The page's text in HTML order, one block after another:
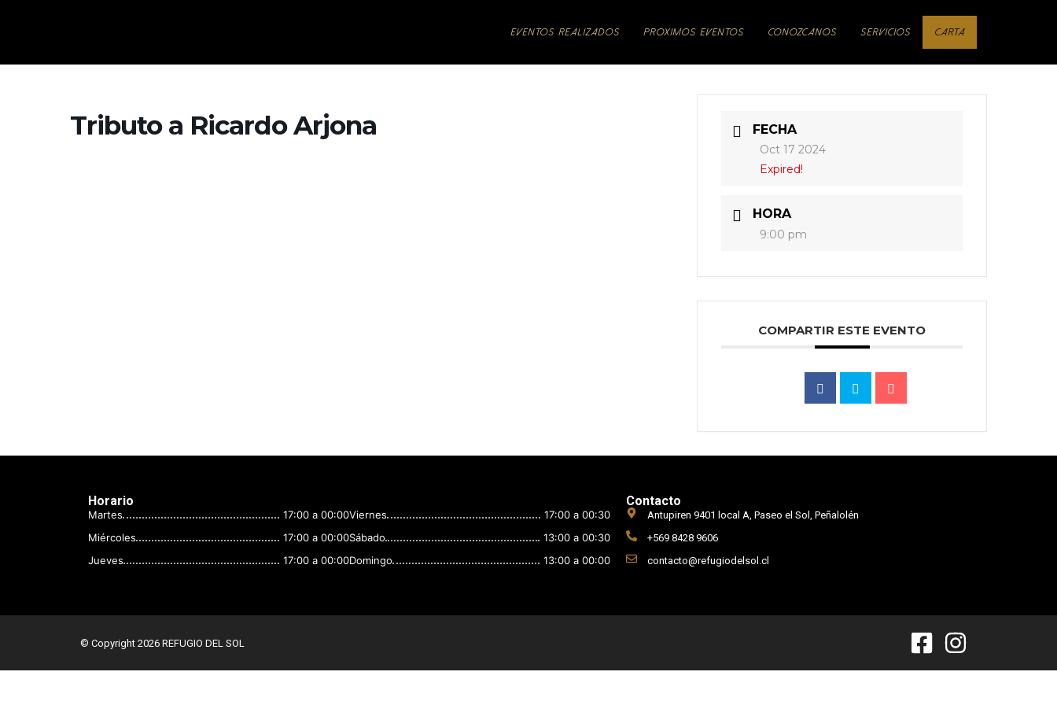
EVENTOS REALIZADOS PRÓXIMOS EVENTOS CONÓZCANOS SERVICIOS CARTA
Tributo a Ricardo Arjona FECHA
Oct 17 2024
Expired!
HORA
9:00 pm
COMPARTIR ESTE EVENTO
Horario
Martes
17:00 a 00:00
Miércoles
17:00 a 00:00
Jueves
17:00 a 00:00
Viernes
17:00 a 00:30
Sábado
13:00 a 00:30
Domingo
13:00 a 00:00
Contacto
Antupiren 9401 local A, Paseo el Sol, Peñalolén
+569 8428 9606
contacto@refugiodelsol.cl
© Copyright 2026 REFUGIO DEL SOL